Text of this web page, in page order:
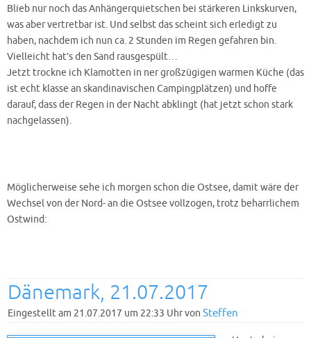
Blieb nur noch das Anhängerquietschen bei stärkeren Linkskurven,
was aber vertretbar ist. Und selbst das scheint sich erledigt zu
haben, nachdem ich nun ca. 2 Stunden im Regen gefahren bin.
Vielleicht hat’s den Sand rausgespült…
Jetzt trockne ich Klamotten in ner großzügigen warmen Küche (das
ist echt klasse an skandinavischen Campingplätzen) und hoffe
darauf, dass der Regen in der Nacht abklingt (hat jetzt schon stark
nachgelassen).
Möglicherweise sehe ich morgen schon die Ostsee, damit wäre der
Wechsel von der Nord- an die Ostsee vollzogen, trotz beharrlichem
Ostwind:
Dänemark, 21.07.2017
Eingestellt am 21.07.2017 um 22:33 Uhr von Steffen